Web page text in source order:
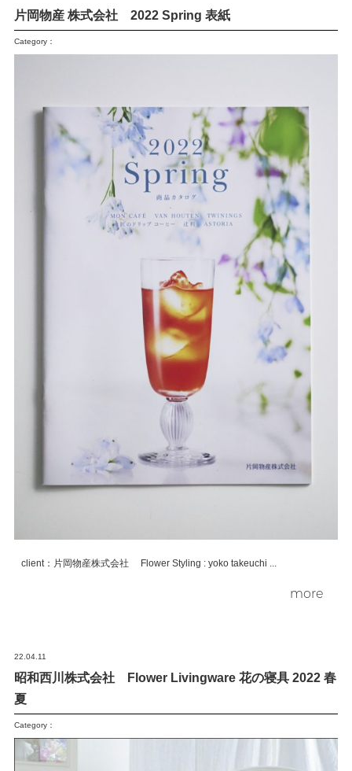
片岡物産 株式会社 2022 Spring 表紙
Category：
client：片岡物産株式会社 Flower Styling : yoko takeuchi ...
more
22.04.11
昭和西川株式会社 Flower Livingware 花の寝具 2022 春
夏
Category：